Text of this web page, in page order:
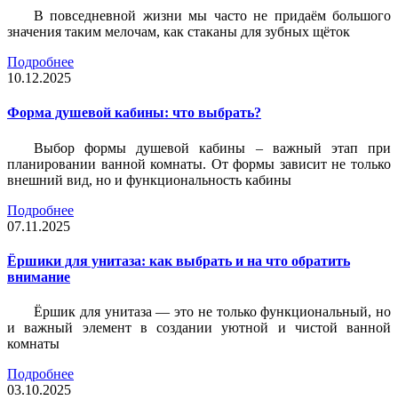
В повседневной жизни мы часто не придаём большого
значения таким мелочам, как стаканы для зубных щёток
Подробнее
10.12.2025
Форма душевой кабины: что выбрать?
Выбор формы душевой кабины – важный этап при
планировании ванной комнаты. От формы зависит не только
внешний вид, но и функциональность кабины
Подробнее
07.11.2025
Ёршики для унитаза: как выбрать и на что обратить
внимание
Ёршик для унитаза — это не только функциональный, но
и важный элемент в создании уютной и чистой ванной
комнаты
Подробнее
03.10.2025